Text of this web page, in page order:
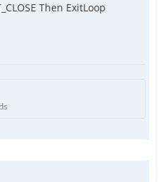
Then ExitLoop